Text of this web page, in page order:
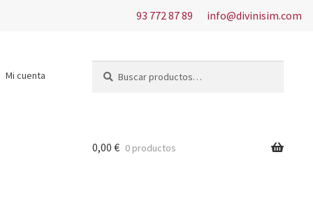
93 772 87 89 info@divinisim.com
Mi cuenta
por:
0,00€ 0 productos